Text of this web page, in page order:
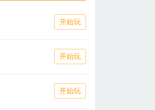
开始玩
开始玩
开始玩